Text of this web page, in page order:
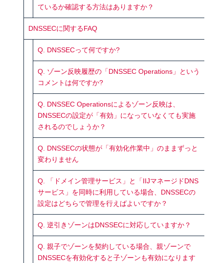
ているか確認する方法はありますか？
DNSSECに関するFAQ
Q. DNSSECって何ですか?
Q. ゾーン反映履歴の「DNSSEC Operations」という
コメントは何ですか?
Q. DNSSEC Operationsによるゾーン反映は、
DNSSECの設定が「有効」になっていなくても実施
されるのでしょうか？
Q. DNSSECの状態が「有効化作業中」のままずっと
変わりません
Q. 「ドメイン管理サービス」と「IIJマネージドDNS
サービス」を同時に利用している場合、DNSSECの
設定はどちらで管理を行えばよいですか？
Q. 逆引きゾーンはDNSSECに対応していますか？
Q. 親子でゾーンを契約している場合、親ゾーンで
DNSSECを有効化すると子ゾーンも有効になります